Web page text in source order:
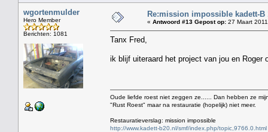
wgortenmulder
Hero Member
Berichten: 1081
Re:mission impossible kadett-B
« Antwoord #13 Gepost op: 27 Maart
Tanx Fred,
ik blijf uiteraard het project van jou en Roger
Oude liefde roest niet zeggen ze...... Dan hebben ze
"Rust Roest" maar na restauratie (hopelijk) niet meer.
Restauratieverslag: mission impossible
http://www.kadett-b20.nl/smf/index.php/topic,9766.0.html